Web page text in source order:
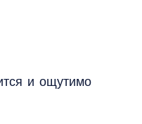
и ощутимо